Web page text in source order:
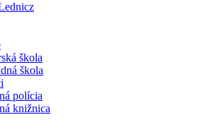
škola
škola
polícia
knižnica